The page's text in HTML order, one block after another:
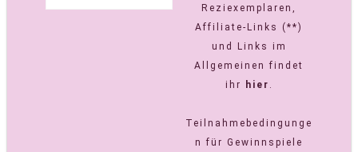
Reziexemplaren,
Affiliate-Links (**)
und Links im
Allgemeinen findet
ihr
hier .
Teilnahmebedingunge
n für Gewinnspiele